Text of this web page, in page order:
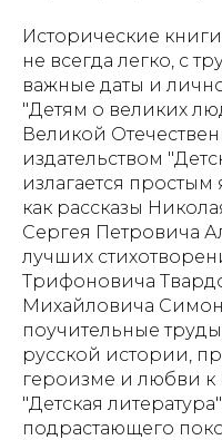
Исторические
не всегда легко, с
важные даты и
"Детям о великих
Великой
издательством
излагается
как рассказы
Сергея Петровича
лучших
Трифоновича
Михайловича
поучительные
русской истории,
героизме и любви к
"Детская
подрастающего